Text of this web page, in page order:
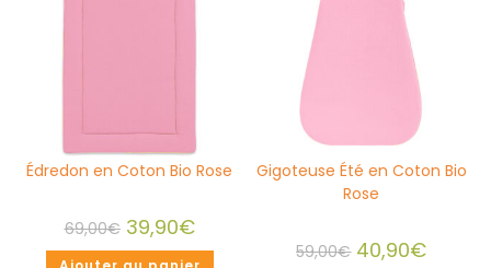
Édredon en Coton Bio Rose
69,00€ 39,90€
Gigoteuse Été en Coton Bio
Rose
59,00€ 40,90€